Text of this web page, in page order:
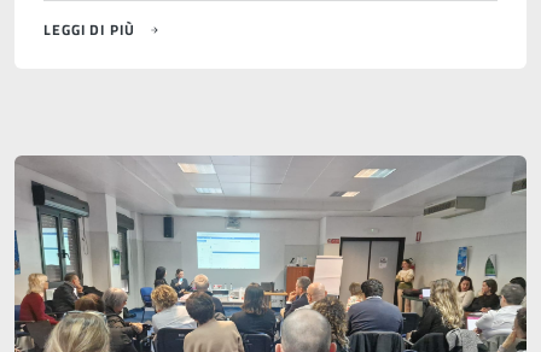
LEGGI DI PIÙ